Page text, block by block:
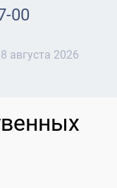
00
8 августа 2026